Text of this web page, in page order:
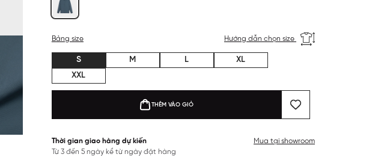
Bảng size Hướng dẫn chọn size
S M L
XL
XXL
THÊM VÀO GIỎ
Thời gian giao hàng dự kiến
Từ 3 đến 5 ngày kể từ ngày đặt hàng
Mua tại showroom